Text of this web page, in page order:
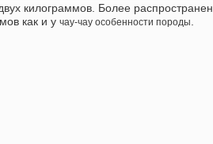
килограммов. Более
как и у чау-чау особенности породы